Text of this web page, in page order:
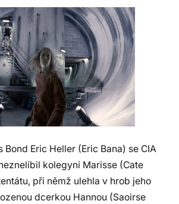
Eric Heller (Eric Bana) se CIA
kolegyni Marisse (Cate
při němž ulehla v hrob jeho
dcerkou Hannou (Saoirse